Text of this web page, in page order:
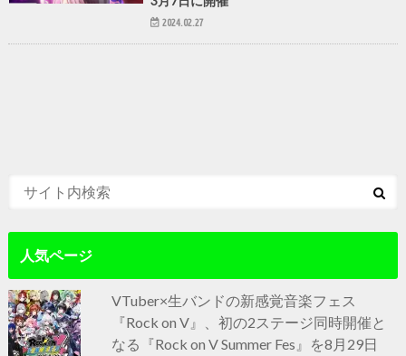
2024.02.27
人気ページ
VTuber×生バンドの新感覚音楽フェス
『Rock on V』、初の2ステージ同時開催と
なる『Rock on V Summer Fes』を8月29日